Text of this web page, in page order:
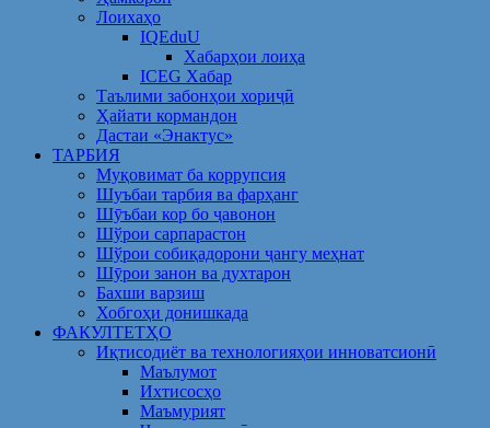
Лоихаҳо
IQEduU
Хабарҳои лоиҳа
ICEG Хабар
Таълими забонҳои хориҷӣ
Ҳайати кормандон
Дастаи «Энактус»
ТАРБИЯ
Муқовимат ба коррупсия
Шуъбаи тарбия ва фарҳанг
Шӯъбаи кор бо ҷавонон
Шўрои сарпарастон
Шўрои собиқадорони ҷангу меҳнат
Шӯрои занон ва духтарон
Бахши варзиш
Хобгоҳи донишкада
ФАКУЛТЕТҲО
Иқтисодиёт ва технологияҳои инноватсионӣ
Маълумот
Ихтисосҳо
Маъмурият